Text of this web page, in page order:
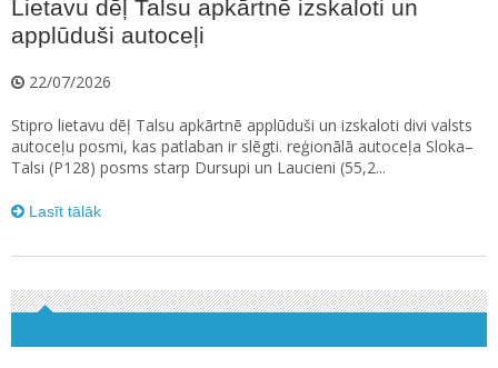
Lietavu dēļ Talsu apkārtnē izskaloti un
applūduši autoceļi
22/07/2026
Stipro lietavu dēļ Talsu apkārtnē applūduši un izskaloti divi valsts
autoceļu posmi, kas patlaban ir slēgti. reģionālā autoceļa Sloka–
Talsi (P128) posms starp Dursupi un Laucieni (55,2...
Lasīt tālāk